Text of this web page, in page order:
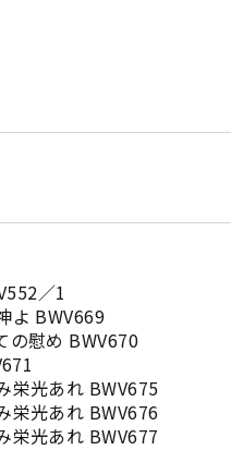
／1
BWV670
れ BWV675
れ BWV676
れ BWV677